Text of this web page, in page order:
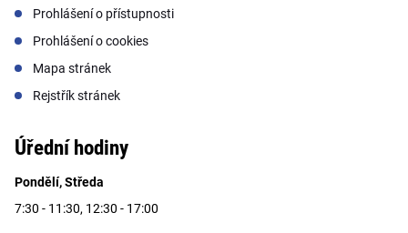
Prohlášení o přístupnosti
Prohlášení o cookies
Mapa stránek
Rejstřík stránek
Úřední hodiny
Pondělí, Středa
7:30 - 11:30, 12:30 - 17:00